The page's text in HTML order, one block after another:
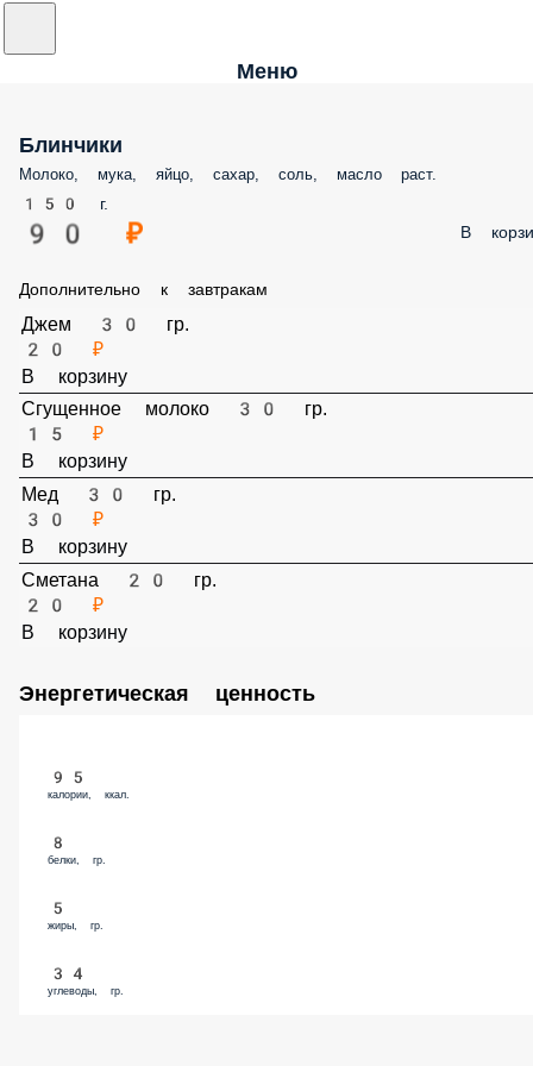
Меню
Блинчики
Молоко, мука, яйцо, сахар, соль, масло раст.
150 г.
90 ₽ В
Дополнительно к завтракам
Джем 30 гр.
20 ₽
В корзину
Сгущенное молоко 30 гр.
15 ₽
В корзину
Мед 30 гр.
30 ₽
В корзину
Сметана 20 гр.
В корзину
Энергетическая ценность
95
калории, ккал.
8
белки, гр.
5
жиры, гр.